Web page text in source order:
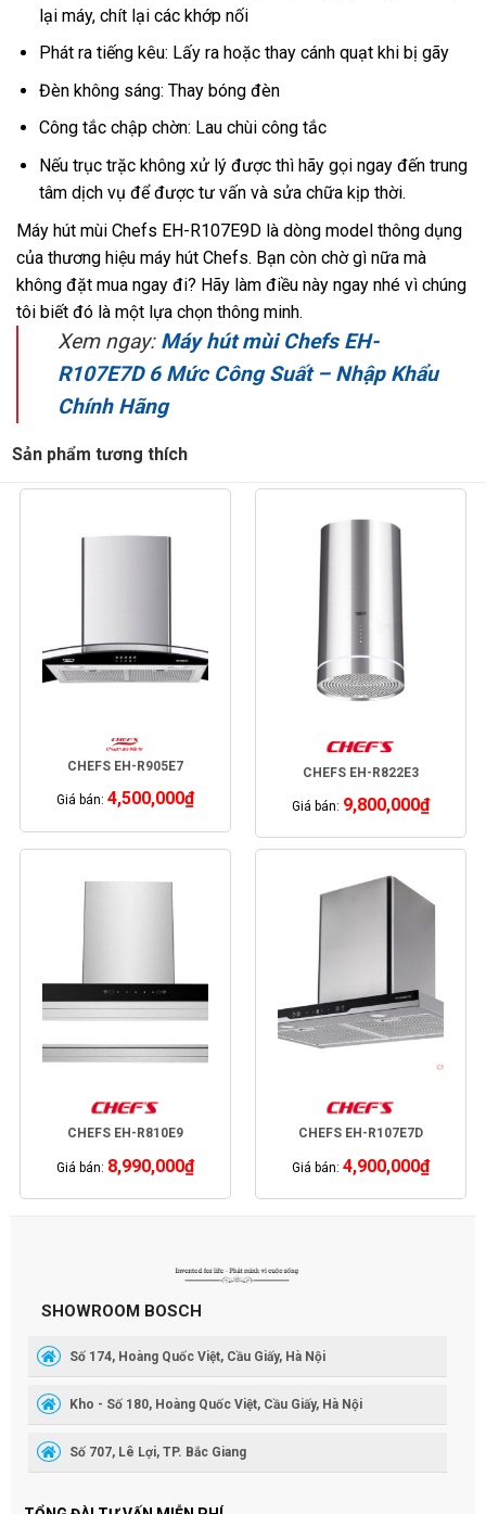
lại máy, chít lại các khớp nối
Phát ra tiếng kêu: Lấy ra hoặc thay cánh quạt khi bị gãy
Đèn không sáng: Thay bóng đèn
Công tắc chập chờn: Lau chùi công tắc
Nếu trục trặc không xử lý được thì hãy gọi ngay đến trung
tâm dịch vụ để được tư vấn và sửa chữa kịp thời.
Máy hút mùi Chefs EH-R107E9D là dòng model thông dụng
của thương hiệu máy hút Chefs. Bạn còn chờ gì nữa mà
không đặt mua ngay đi? Hãy làm điều này ngay nhé vì chúng
tôi biết đó là một lựa chọn thông minh.
Xem ngay: Máy hút mùi Chefs EH-
R107E7D 6 Mức Công Suất – Nhập Khẩu
Chính Hãng
Sản phẩm tương thích
CHEFS EH-R905E7
Giá bán: 4,500,000₫
CHEFS EH-R822E3
Giá bán: 9,800,000₫
CHEFS EH-R810E9
Giá bán: 8,990,000₫
CHEFS EH-R107E7D
Giá bán: 4,900,000₫
SHOWROOM BOSCH
Số 174, Hoàng Quốc Việt, Cầu Giấy, Hà Nội
Kho - Số 180, Hoàng Quốc Việt, Cầu Giấy, Hà Nội
Số 707, Lê Lợi, TP. Bắc Giang